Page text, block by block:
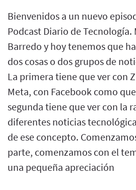
Bienvenidos a un nuevo
Podcast Diario de Tecnología.
Barredo y hoy tenemos que
dos cosas o dos grupos de
La primera tiene que ver con
Meta, con Facebook como
segunda tiene que ver con la
diferentes noticias
de ese concepto.
parte, comenzamos con el
una pequeña apreciación